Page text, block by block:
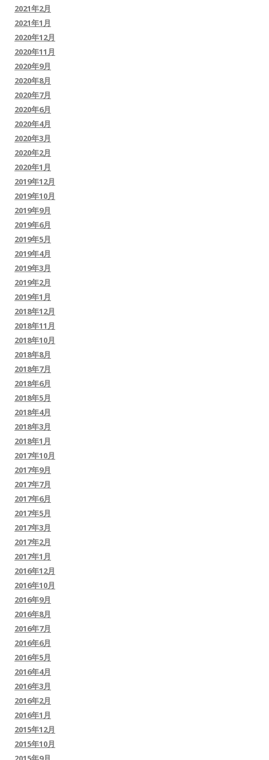
2021年2月
2021年1月
2020年12月
2020年11月
2020年9月
2020年8月
2020年7月
2020年6月
2020年4月
2020年3月
2020年2月
2020年1月
2019年12月
2019年10月
2019年9月
2019年6月
2019年5月
2019年4月
2019年3月
2019年2月
2019年1月
2018年12月
2018年11月
2018年10月
2018年8月
2018年7月
2018年6月
2018年5月
2018年4月
2018年3月
2018年1月
2017年10月
2017年9月
2017年7月
2017年6月
2017年5月
2017年3月
2017年2月
2017年1月
2016年12月
2016年10月
2016年9月
2016年8月
2016年7月
2016年6月
2016年5月
2016年4月
2016年3月
2016年2月
2016年1月
2015年12月
2015年10月